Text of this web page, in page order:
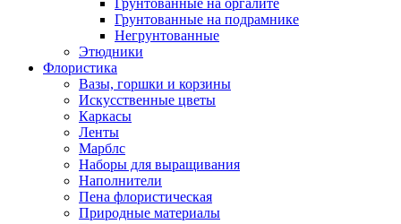
Грунтованные на оргалите
Грунтованные на подрамнике
Негрунтованные
Этюдники
Флористика
Вазы, горшки и корзины
Искусственные цветы
Каркасы
Ленты
Марблс
Наборы для выращивания
Наполнители
Пена флористическая
Природные материалы